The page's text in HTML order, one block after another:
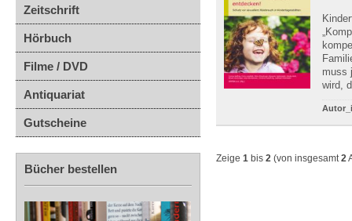
Zeitschrift
Hörbuch
Filme / DVD
Antiquariat
Gutscheine
Bücher bestellen
muss
wird,
Zeige 1 bis 2 (von insgesamt2